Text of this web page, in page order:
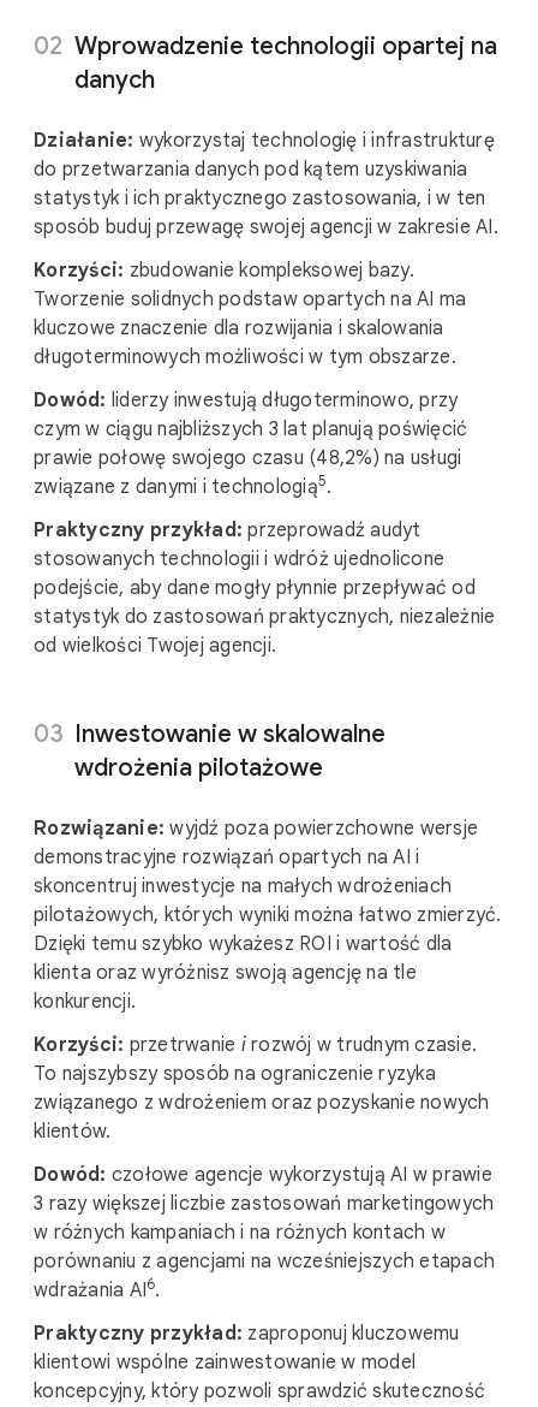
Wprowadzenie technologii opartej na
danych
Działanie: wykorzystaj technologię i infrastrukturę
do przetwarzania danych pod kątem uzyskiwania
statystyk i ich praktycznego zastosowania, i w ten
sposób buduj przewagę swojej agencji w zakresie AI.
Korzyści: zbudowanie kompleksowej bazy.
Tworzenie solidnych podstaw opartych na AI ma
kluczowe znaczenie dla rozwijania i skalowania
długoterminowych możliwości w tym obszarze.
Dowód: liderzy inwestują długoterminowo, przy
czym w ciągu najbliższych 3 lat planują poświęcić
prawie połowę swojego czasu (48,2%) na usługi
związane z danymi i technologią5.
Praktyczny przykład:przeprowadź audyt
stosowanych technologii i wdróż ujednolicone
podejście, aby dane mogły płynnie przepływać od
statystyk do zastosowań praktycznych, niezależnie
od wielkości Twojej agencji.
Inwestowanie w skalowalne
wdrożenia pilotażowe
Rozwiązanie: wyjdź poza powierzchowne wersje
demonstracyjne rozwiązań opartych na AI i
skoncentruj inwestycje na małych wdrożeniach
pilotażowych, których wyniki można łatwo zmierzyć.
Dzięki temu szybko wykażesz ROI i wartość dla
klienta oraz wyróżnisz swoją agencję na tle
konkurencji.
Korzyści: przetrwanie irozwój w trudnym czasie.
To najszybszy sposób na ograniczenie ryzyka
związanego z wdrożeniem oraz pozyskanie nowych
klientów.
Dowód: czołowe agencje wykorzystują AI w prawie
3 razy większej liczbie zastosowań marketingowych
w różnych kampaniach i na różnych kontach w
porównaniu z agencjami na wcześniejszych etapach
wdrażania AI6.
Praktyczny przykład: zaproponuj kluczowemu
klientowi wspólne zainwestowanie w model
koncepcyjny, który pozwoli sprawdzić skuteczność